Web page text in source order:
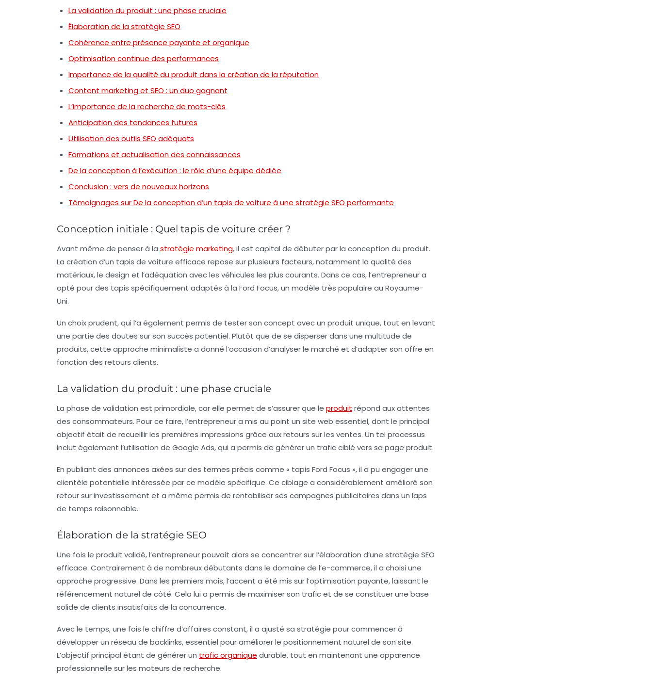
La validation du produit : une phase cruciale
Élaboration de la stratégie SEO
Cohérence entre présence payante et organique
Optimisation continue des performances
Importance de la qualité du produit dans la création de la réputation
Content marketing et SEO : un duo gagnant
L’importance de la recherche de mots-clés
Anticipation des tendances futures
Utilisation des outils SEO adéquats
Formations et actualisation des connaissances
De la conception à l’exécution : le rôle d’une équipe dédiée
Conclusion : vers de nouveaux horizons
Témoignages sur De la conception d’un tapis de voiture à une stratégie SEO performante
Conception initiale : Quel tapis de voiture créer ?
Avant même de penser à la stratégie marketing, il est capital de débuter par la conception du produit.
La création d’un tapis de voiture efficace repose sur plusieurs facteurs, notamment la qualité des
matériaux, le design et l’adéquation avec les véhicules les plus courants. Dans ce cas, l’entrepreneur a
opté pour des tapis spécifiquement adaptés à la Ford Focus, un modèle très populaire au Royaume-
Uni.
Un choix prudent, qui l’a également permis de tester son concept avec un produit unique, tout en levant
une partie des doutes sur son succès potentiel. Plutôt que de se disperser dans une multitude de
produits, cette approche minimaliste a donné l’occasion d’analyser le marché et d’adapter son offre en
fonction des retours clients.
La validation du produit : une phase cruciale
La phase de validation est primordiale, car elle permet de s’assurer que le produit répond aux attentes
des consommateurs. Pour ce faire, l’entrepreneur a mis au point un site web essentiel, dont le principal
objectif était de recueillir les premières impressions grâce aux retours sur les ventes. Un tel processus
inclut également l’utilisation de Google Ads, qui a permis de générer un trafic ciblé vers sa page produit.
En publiant des annonces axées sur des termes précis comme « tapis Ford Focus », il a pu engager une
clientèle potentielle intéressée par ce modèle spécifique. Ce ciblage a considérablement amélioré son
retour sur investissement et a même permis de rentabiliser ses campagnes publicitaires dans un laps
de temps raisonnable.
Élaboration de la stratégie SEO
Une fois le produit validé, l’entrepreneur pouvait alors se concentrer sur l’élaboration d’une stratégie SEO
efficace. Contrairement à de nombreux débutants dans le domaine de l’e-commerce, il a choisi une
approche progressive. Dans les premiers mois, l’accent a été mis sur l’optimisation payante, laissant le
référencement naturel de côté. Cela lui a permis de maximiser son trafic et de se constituer une base
solide de clients insatisfaits de la concurrence.
Avec le temps, une fois le chiffre d’affaires constant, il a ajusté sa stratégie pour commencer à
développer un réseau de backlinks, essentiel pour améliorer le positionnement naturel de son site.
L’objectif principal étant de générer un trafic organique durable, tout en maintenant une apparence
professionnelle sur les moteurs de recherche.